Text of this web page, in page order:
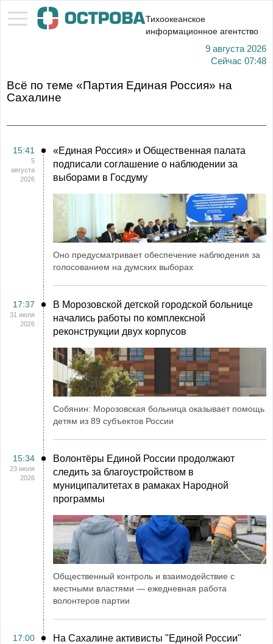
Тихоокеанское
информационное агентство
9 августа 2026
Сейчас 07:48
Всё по теме «Партия Единая Россия» на
Сахалине
15:41
5
августа
2026
«Единая Россия» и Общественная палата
подписали соглашение о наблюдении за
выборами в Госдуму
Оно предусматривает обеспечение наблюдения за
голосованием на думских выборах
17:37
31 июля
2026
В Морозовской детской городской больнице
начались работы по комплексной
реконструкции двух корпусов
Собянин: Морозовская больница оказывает помощь
детям из 89 субъектов России
15:34
23 июля
2026
Волонтёры Единой России продолжают
следить за благоустройством в
муниципалитетах в рамаках Народной
программы
Общественный контроль и взаимодействие с
местными властями — ежедневная работа
волонтеров партии
17:00
На Сахалине активисты "Единой России"